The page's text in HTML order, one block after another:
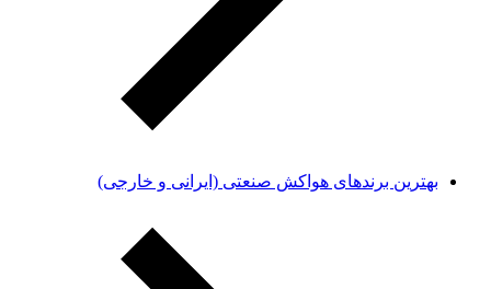
بهترین برندهای هواکش صنعتی (ایرانی و خارجی)